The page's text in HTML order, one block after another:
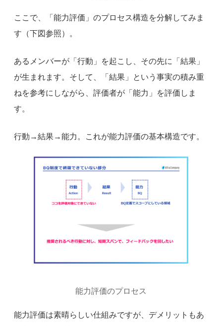
ここで、「能力評価」のプロセス構造を分解してみま
す（下図参照）。
あるメンバーが「行動」を起こし、その先に「結果」
が生まれます。そして、「結果」という事実の積み重
ねを参考にしながら、評価者が「能力」を評価しま
す。
行動→結果→能力。これが能力評価の基本構造です。
能力評価のプロセス
能力評価は素晴らしい仕組みですが、デメリットもあ